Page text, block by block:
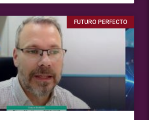
FUTURO PERFECTO